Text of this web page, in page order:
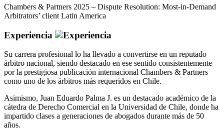
Chambers & Partners 2025 – Dispute Resolution: Most-in-Demand
Arbitrators’ client Latin America
Experiencia
Su carrera profesional lo ha llevado a convertirse en un reputado
árbitro nacional, siendo destacado en ese sentido consistentemente
por la prestigiosa publicación internacional Chambers & Partners
como uno de los árbitros más requeridos en Chile.
Asimismo, Juan Eduardo Palma J. es un destacado académico de la
cátedra de Derecho Comercial en la Universidad de Chile, donde ha
impartido clases a generaciones de abogados durante más de 50
años.